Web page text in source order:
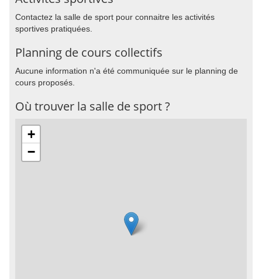
Contactez la salle de sport pour connaitre les activités
sportives pratiquées.
Planning de cours collectifs
Aucune information n'a été communiquée sur le planning de
cours proposés.
Où trouver la salle de sport ?
+
−